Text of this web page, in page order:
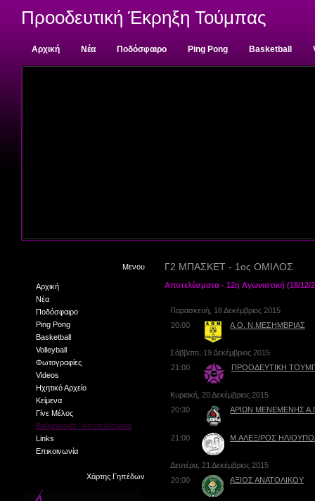
Προοδευτική Έκρηξη Τούμπας
Αρχική Νέα Ποδόσφαιρο Ping Pong Basketball
Μενου
Αρχική
Νέα
Ποδόσφαιρο
Ping Pong
Basketball
Volleyball
Φωτογραφίες
Videos
Ηχητικό Αρχείο
Κείμενα
Γίνε Μέλος
Βαθμολογία - Αποτελέσματα
Links
Επικοινωνία
Χάρτης Γηπέδων
Γ2 ΜΠΑΣΚΕΤ - 1ος ΟΜΙΛΟΣ
Αποτελέσματα - 12η Αγωνιστική (18/12/
Παρασκευή, 18 Δεκέμβριος 2015
20:00
Α.Ο. Ν.ΜΕΣΗΜΒΡΙΑΣ
Σάββατο, 19 Δεκέμβριος 2015
21:00
ΠΡΟΟΔΕΥΤΙΚΗ
Κυριακή, 20 Δεκέμβριος 2015
20:30
ΑΡΙΩΝ ΜΕΝΕΜΕΝΗΣ
21:00 Μ.ΑΛΕΞ/ΡΟΣ
Δευτέρα, 21 Δεκέμβριος 2015
20:00
ΑΞΙΟΣ ΑΝΑΤΟΛΙΚΟΥ